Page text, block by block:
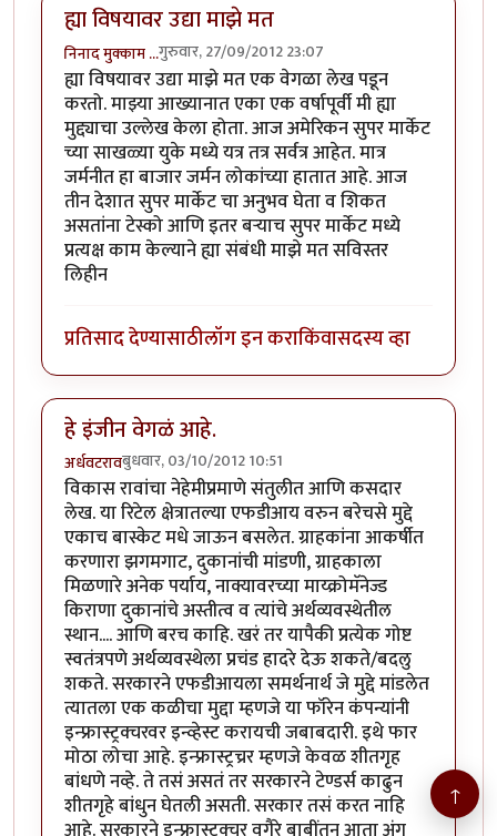
ह्या विषयावर उद्या माझे मत
निनाद मुक्काम …गुरुवार, 27/09/2012 23:07
ह्या विषयावर उद्या माझे मत एक वेगळा लेख पडून
करतो. माझ्या आख्यानात एका एक वर्षापूर्वी मी ह्या
मुद्द्याचा उल्लेख केला होता. आज अमेरिकन सुपर मार्केट
च्या साखळ्या युके मध्ये यत्र तत्र सर्वत्र आहेत. मात्र
जर्मनीत हा बाजार जर्मन लोकांच्या हातात आहे. आज
तीन देशात सुपर मार्केट चा अनुभव घेता व शिकत
असतांना टेस्को आणि इतर बर्‍याच सुपर मार्केट मध्ये
प्रत्यक्ष काम केल्याने ह्या संबंधी माझे मत सविस्तर
लिहीन
प्रतिसाद देण्यासाठीलॉग इन कराकिंवासदस्य व्हा
हे इंजीन वेगळं आहे.
अर्धवटरावबुधवार, 03/10/2012 10:51
विकास रावांचा नेहेमीप्रमाणे संतुलीत आणि कसदार
लेख. या रिटेल क्षेत्रातल्या एफडीआय वरुन बरेचसे मुद्दे
एकाच बास्केट मधे जाऊन बसलेत. ग्राहकांना आकर्षीत
करणारा झगमगाट, दुकानांची मांडणी, ग्राहकाला
मिळणारे अनेक पर्याय, नाक्यावरच्या माय्क्रोमॅनेज्ड
किराणा दुकानांचे अस्तीत्व व त्यांचे अर्थव्यवस्थेतील
स्थान.... आणि बरच काहि. खरं तर यापैकी प्रत्येक गोष्ट
स्वतंत्रपणे अर्थव्यवस्थेला प्रचंड हादरे देऊ शकते/बदलु
शकते. सरकारने एफडीआयला समर्थनार्थ जे मुद्दे मांडलेत
त्यातला एक कळीचा मुद्दा म्हणजे या फॉरेन कंपन्यांनी
इन्फ्रास्ट्रक्चरवर इन्व्हेस्ट करायची जबाबदारी. इथे फार
मोठा लोचा आहे. इन्फ्रास्ट्रच्रर म्हणजे केवळ शीतगृह
बांधणे नव्हे. ते तसं असतं तर सरकारने टेण्डर्स काढुन
शीतगृहे बांधुन घेतली असती. सरकार तसं करत नाहि ↑